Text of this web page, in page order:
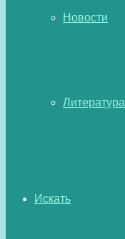
Новости
Литература
Искать